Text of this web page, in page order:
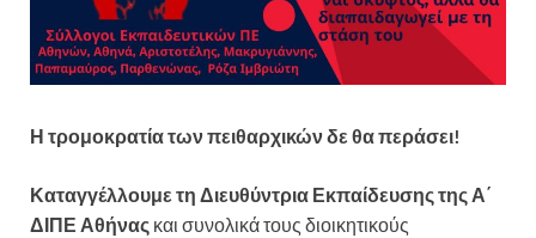
Η τρομοκρατία των πειθαρχικών δε θα περάσει!
Καταγγέλλουμε τη Διευθύντρια Εκπαίδευσης της Α΄
ΔΙΠΕ Αθήνας και συνολικά τους διοικητικούς